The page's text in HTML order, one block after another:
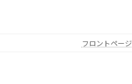
フロントページ